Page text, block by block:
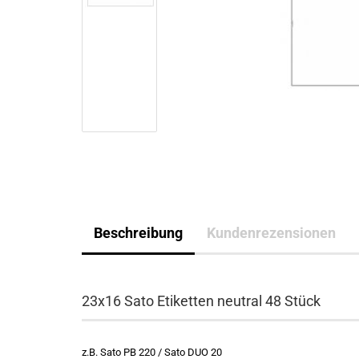
Beschreibung Kundenrezensionen
23x16 Sato Etiketten neutral 48 Stück
z.B. Sato PB 220 / Sato DUO 20